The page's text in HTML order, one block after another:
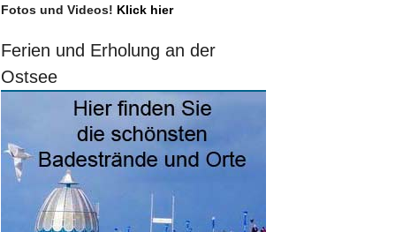
Fotos und Videos! Klick hier
Ferien und Erholung an der
Ostsee